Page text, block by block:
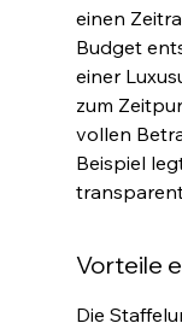
einen
Budget
einer
zum
vollen
Beispiel
Vorteile
Die